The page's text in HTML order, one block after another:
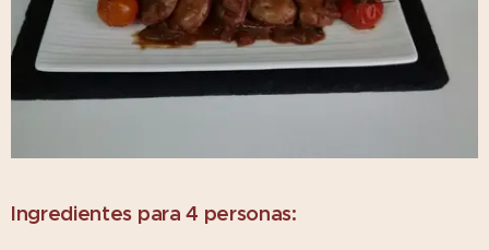
Ingredientes para 4 personas: